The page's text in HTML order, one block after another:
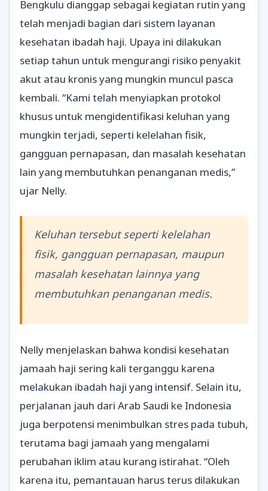
Bengkulu dianggap sebagai kegiatan rutin yang
telah menjadi bagian dari sistem layanan
kesehatan ibadah haji. Upaya ini dilakukan
setiap tahun untuk mengurangi risiko penyakit
akut atau kronis yang mungkin muncul pasca
kembali. “Kami telah menyiapkan protokol
khusus untuk mengidentifikasi keluhan yang
mungkin terjadi, seperti kelelahan fisik,
gangguan pernapasan, dan masalah kesehatan
lain yang membutuhkan penanganan medis,”
ujar Nelly.
Keluhan tersebut seperti kelelahan
fisik, gangguan pernapasan, maupun
masalah kesehatan lainnya yang
membutuhkan penanganan medis.
Nelly menjelaskan bahwa kondisi kesehatan
jamaah haji sering kali terganggu karena
melakukan ibadah haji yang intensif. Selain itu,
perjalanan jauh dari Arab Saudi ke Indonesia
juga berpotensi menimbulkan stres pada tubuh,
terutama bagi jamaah yang mengalami
perubahan iklim atau kurang istirahat. “Oleh
karena itu, pemantauan harus terus dilakukan